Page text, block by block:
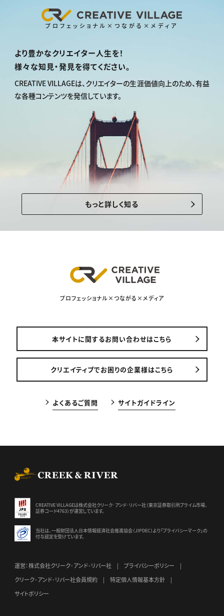
プロフェッショナル×つながる×メディア
より豊かなクリエイター人生を！
様々な知見・発見を得てください。
CREATIVE VILLAGEは、 クリエイターの生涯価値向上のため、有益
な各種コンテンツを発信しています。
もっと詳しく知る
プロフェッショナル×つながる×メディア
本サイトに関するお問い合わせはこちら
クリエイティブでお困りの企業様はこちら
よくあるご質問 サイトガイドライン
CREATIVE VILLAGEは株式会社クリーク･アンド･リバー社（東京証券取引所プライム市場、
証券コード4763）が運営しています。
当社は、一般財団法人日本情報経済社会推進協会（JIPDEC）より 「プライバシーマーク」の
付与認定を受けています。
運営：株式会社クリーク･アンド･リバー社
プライバシーポリシー
クリーク･アンド･リバー社会員規約
特定個人情報基本方針
サイトポリシー